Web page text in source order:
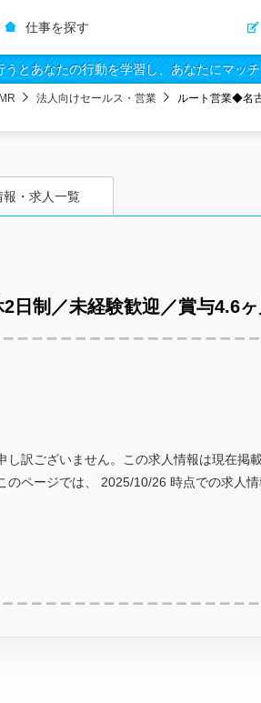
仕事を探す
うとあなたの行動を学習し、あなたにマッ
法人向けセールス・営業
ルート営業◆名
報・求人一覧
日制／未経験歓迎／賞与4.6
し訳ございません。この求人情報は現在掲
のページでは、 2025/10/26 時点での求人